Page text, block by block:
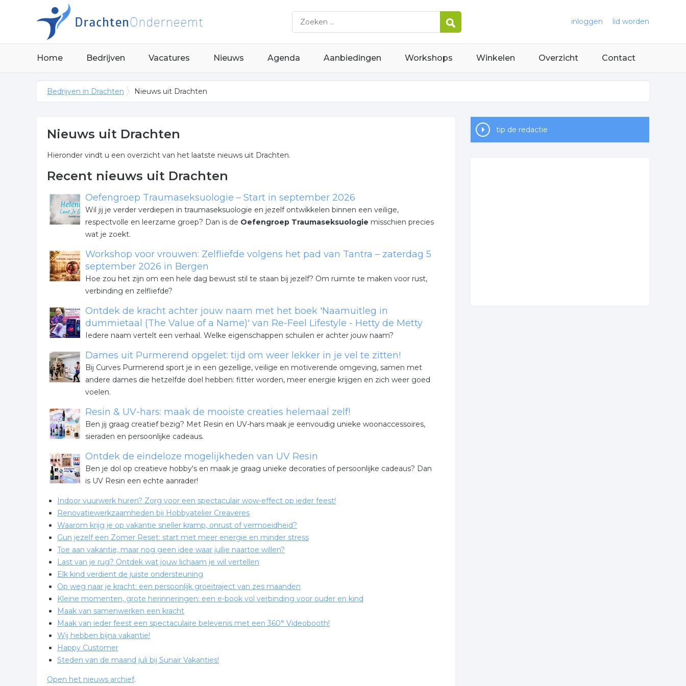
inloggen lid worden
Home Bedrijven Vacatures Nieuws Agenda Aanbiedingen Workshops Winkelen Overzicht Contact
Bedrijven in Drachten Nieuws uit Drachten
Nieuws uit Drachten
Hieronder vindt u een overzicht van het laatste nieuws uit Drachten.
Recent nieuws uit Drachten
Oefengroep Traumaseksuologie – Start in september 2026
Wil jij je verder verdiepen in traumaseksuologie en jezelf ontwikkelen binnen een veilige,
respectvolle en leerzame groep? Dan is de Oefengroep Traumaseksuologie misschien precies
wat je zoekt.
Workshop voor vrouwen: Zelfliefde volgens het pad van Tantra – zaterdag 5
september 2026 in Bergen
Hoe zou het zijn om een hele dag bewust stil te staan bij jezelf? Om ruimte te maken voor rust,
verbinding en zelfliefde?
Ontdek de kracht achter jouw naam met het boek 'Naamuitleg in
dummietaal (The Value of a Name)' van Re-Feel Lifestyle - Hetty de Metty
Iedere naam vertelt een verhaal. Welke eigenschappen schuilen er achter jouw naam?
Dames uit Purmerend opgelet: tijd om weer lekker in je vel te zitten!
Bij Curves Purmerend sport je in een gezellige, veilige en motiverende omgeving, samen met
andere dames die hetzelfde doel hebben: fitter worden, meer energie krijgen en zich weer goed
voelen.
Resin & UV-hars: maak de mooiste creaties helemaal zelf!
Ben jij graag creatief bezig? Met Resin en UV-hars maak je eenvoudig unieke woonaccessoires,
sieraden en persoonlijke cadeaus.
Ontdek de eindeloze mogelijkheden van UV Resin
Ben je dol op creatieve hobby's en maak je graag unieke decoraties of persoonlijke cadeaus? Dan
is UV Resin een echte aanrader!
Indoor vuurwerk huren? Zorg voor een spectaculair wow-effect op ieder feest!
Renovatiewerkzaamheden bij Hobbyatelier Creaveres
Waarom krijg je op vakantie sneller kramp, onrust of vermoeidheid?
Gun jezelf een Zomer Reset: start met meer energie en minder stress
Toe aan vakantie, maar nog geen idee waar jullie naartoe willen?
Last van je rug? Ontdek wat jouw lichaam je wil vertellen
Elk kind verdient de juiste ondersteuning
Op weg naar je kracht: een persoonlijk groeitraject van zes maanden
Kleine momenten, grote herinneringen: een e-book vol verbinding voor ouder en kind
Maak van samenwerken een kracht
Maak van ieder feest een spectaculaire belevenis met een 360° Videobooth!
Wij hebben bijna vakantie!
Happy Customer
Steden van de maand juli bij Sunair Vakanties!
Open het nieuws archief.
tip de redactie